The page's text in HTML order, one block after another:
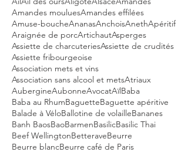
Amandes mouluesAmandes effilées
Amuse-boucheAnanasAnchoisAnethApéritif
Araignée de porcArtichautAsperges
Assiette de charcuteriesAssiette de crudités
Assiette fribourgeoise
Association mets et vins
Association sans alcool et metsAtriaux
AubergineAubonneAvocatAïlBaba
Baba au RhumBaguetteBaguette apéritive
Balade à VéloBallotine de volailleBananes
Banh BaosBaoBarmenBasilicBasilic Thai
Beef WellingtonBetteraveBeurre
Beurre blancBeurre café de Paris